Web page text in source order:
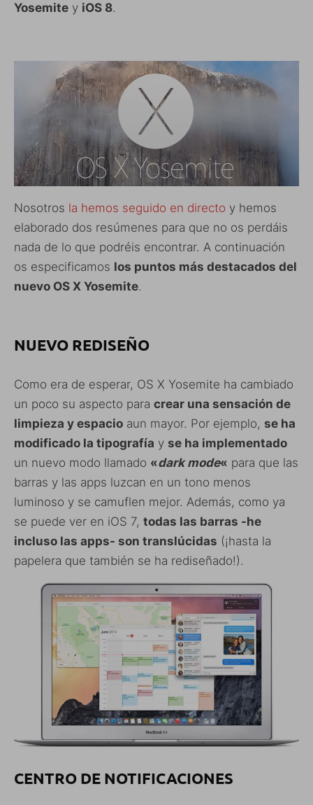
Yosemite y iOS 8.
Nosotros la hemos seguido en directo y hemos
elaborado dos resúmenes para que no os perdáis
nada de lo que podréis encontrar. A continuación
os especificamos los puntos más destacados del
nuevo OS X Yosemite.
NUEVO REDISEÑO
Como era de esperar, OS X Yosemite ha cambiado
un poco su aspecto para crear una sensación de
limpieza y espacio aun mayor. Por ejemplo, se ha
modificado la tipografía y se ha implementado
un nuevo modo llamado «dark mode« para que las
barras y las apps luzcan en un tono menos
luminoso y se camuflen mejor. Además, como ya
se puede ver en iOS 7, todas las barras -he
incluso las apps- son translúcidas (¡hasta la
papelera que también se ha rediseñado!).
CENTRO DE NOTIFICACIONES